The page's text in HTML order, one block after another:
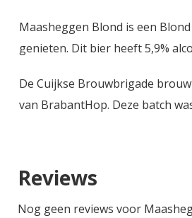
Maasheggen Blond is een
genieten. Dit bier heeft 5,9%
De Cuijkse Brouwbrigade
van BrabantHop. Deze batch
Reviews
Nog geen reviews voor